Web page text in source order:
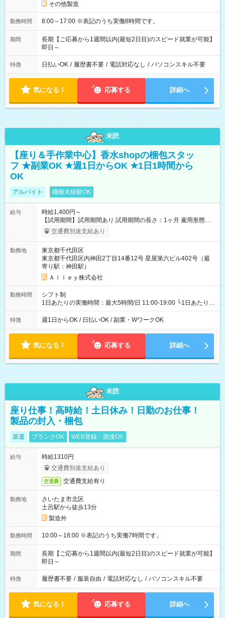
その他製造
勤務時間 8:00～17:00 ※表記のうち実働8時間です。
期間
長期【ご応募から1週間以内(最短2日目)のスピード就業が可能】
即日～
特徴 日払いOK / 履歴書不要 / 電話対応なし / パソコンスキル不要
気になる！ 応募する 詳細へ
未読
【座り＆手作業中心】香水shopの梱包スタッ
フ ★副業OK ★週1日からOK ★1日1時間から
OK
アルバイト 職種未経験OK
給与
時給1,400円～
【試用期間】試用期間あり 試用期間の長さ：1ヶ月 雇用形態、
給与は本採用時と同じです。
交通費別途支給あり
勤務地
東京都千代田区
東京都千代田区内神田2丁目14番12号 星屋第六ビル402号（最
寄り駅：神田駅）
Ａｌｌｅｙ株式会社
勤務時間
シフト制
1日あたりの実働時間：最大5時間/日 11:00-19:00 └1日あたりの
実働時間：1-5時間 └上記の時間帯内であれば、いつでも勤務可
能！ └平日・土曜日の中で、お好きな曜日でご勤務いただけま
18:00 などのように、自由な働き方が可能なお仕事です！
特徴 週1日からOK / 日払いOK / 副業・WワークOK
気になる！ 応募する 詳細へ
未読
座り仕事！高時給！土日休み！日勤のお仕事！
製品の封入・梱包
派遣 ブランクOK WEB登録・面接OK
給与
時給1310円
交通費別途支給あり
交通費 交通費支給有り
勤務地
さいたま市北区
土呂駅から徒歩13分
製造外
勤務時間 10:00～18:00 ※表記のうち実働7時間です。
期間
長期【ご応募から1週間以内(最短2日目)のスピード就業が可能】
即日～
特徴 履歴書不要 / 服装自由 / 電話対応なし / パソコンスキル不要
気になる！ 応募する 詳細へ